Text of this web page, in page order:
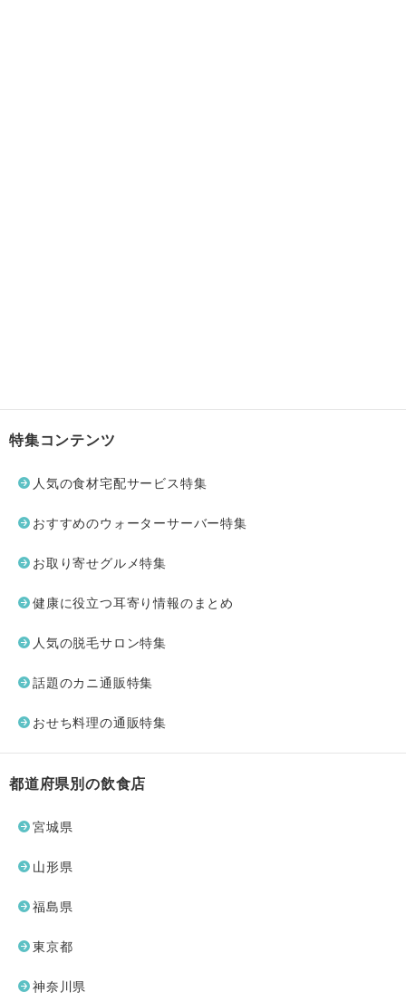
特集コンテンツ
人気の食材宅配サービス特集
おすすめのウォーターサーバー特集
お取り寄せグルメ特集
健康に役立つ耳寄り情報のまとめ
人気の脱毛サロン特集
話題のカニ通販特集
おせち料理の通販特集
都道府県別の飲食店
宮城県
山形県
福島県
東京都
神奈川県